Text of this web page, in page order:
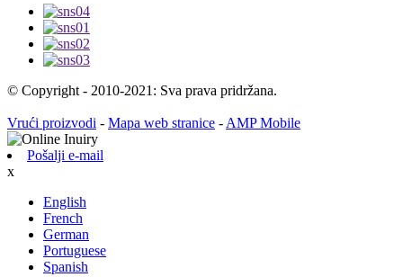
© Copyright - 2010-2021: Sva prava pridržana.
Vrući proizvodi - Mapa web stranice - AMP Mobile
Pošalji e-mail
x
English
French
German
Portuguese
Spanish